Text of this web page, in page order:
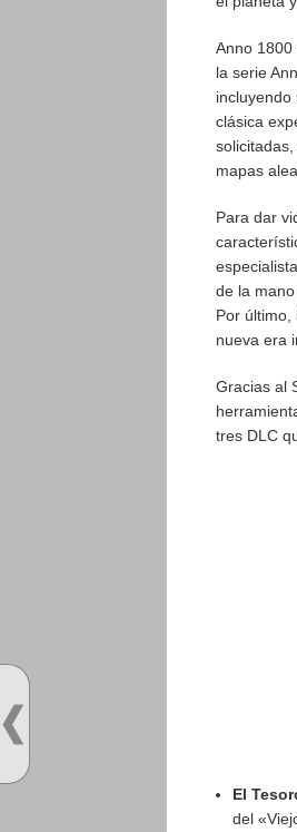
Anno
la serie
clásica
mapas
Para dar
de la
Por
nueva era
Gracias al
tres DLC
El
del